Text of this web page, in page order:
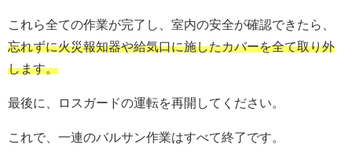
これら全ての作業が完了し、室内の安全が確認できたら、
忘れずに火災報知器や給気口に施したカバーを全て取り外
します。
最後に、ロスガードの運転を再開してください。
これで、一連のバルサン作業はすべて終了です。